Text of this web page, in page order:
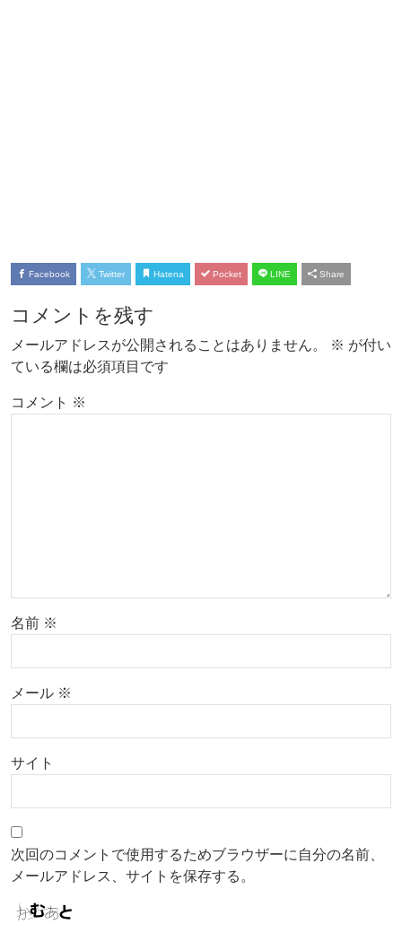
Facebook Twitter Hatena Pocket LINE Share
コメントを残す
メールアドレスが公開されることはありません。 ※ が付い
ている欄は必須項目です
コメント ※
名前 ※
メール ※
サイト
次回のコメントで使用するためブラウザーに自分の名前、
メールアドレス、サイトを保存する。